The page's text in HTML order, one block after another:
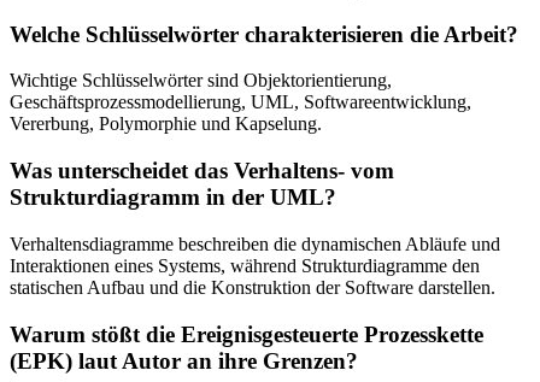
Welche Schlüsselwörter charakterisieren die Arbeit?
Wichtige Schlüsselwörter sind Objektorientierung,
Geschäftsprozessmodellierung, UML, Softwareentwicklung,
Vererbung, Polymorphie und Kapselung.
Was unterscheidet das Verhaltens- vom
Strukturdiagramm in der UML?
Verhaltensdiagramme beschreiben die dynamischen Abläufe und
Interaktionen eines Systems, während Strukturdiagramme den
statischen Aufbau und die Konstruktion der Software darstellen.
Warum stößt die Ereignisgesteuerte Prozesskette
(EPK) laut Autor an ihre Grenzen?